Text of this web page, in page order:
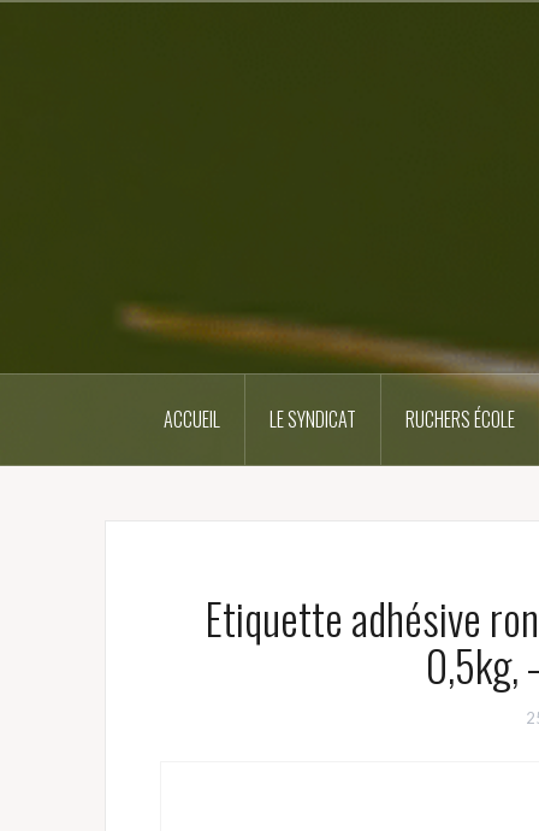
ACCUEIL LE SYNDICAT RUCHERS ÉCOLE
Etiquette adhésive
0,5kg,